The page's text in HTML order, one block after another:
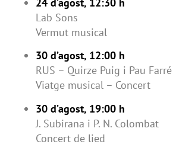
Lab Sons
Vermut musical
30 d’agost, 12:00 h
RUS – Quirze Puig i Pau Farré
Viatge musical – Concert
30 d’agost, 19:00 h
J. Subirana i P. N. Colombat
Concert de lied